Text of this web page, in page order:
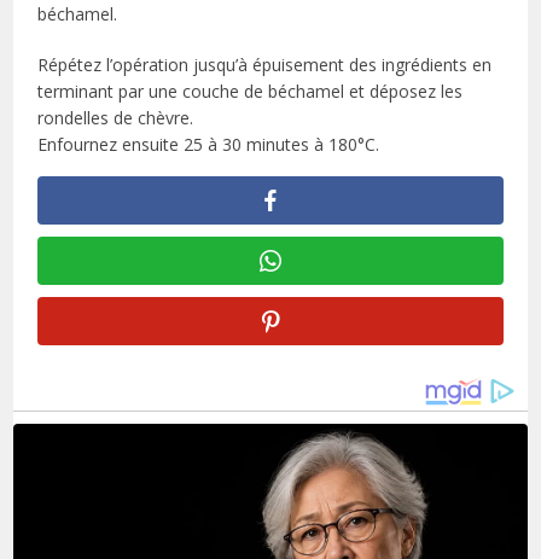
béchamel.
Répétez l’opération jusqu’à épuisement des ingrédients en
terminant par une couche de béchamel et déposez les
rondelles de chèvre.
Enfournez ensuite 25 à 30 minutes à 180°C.